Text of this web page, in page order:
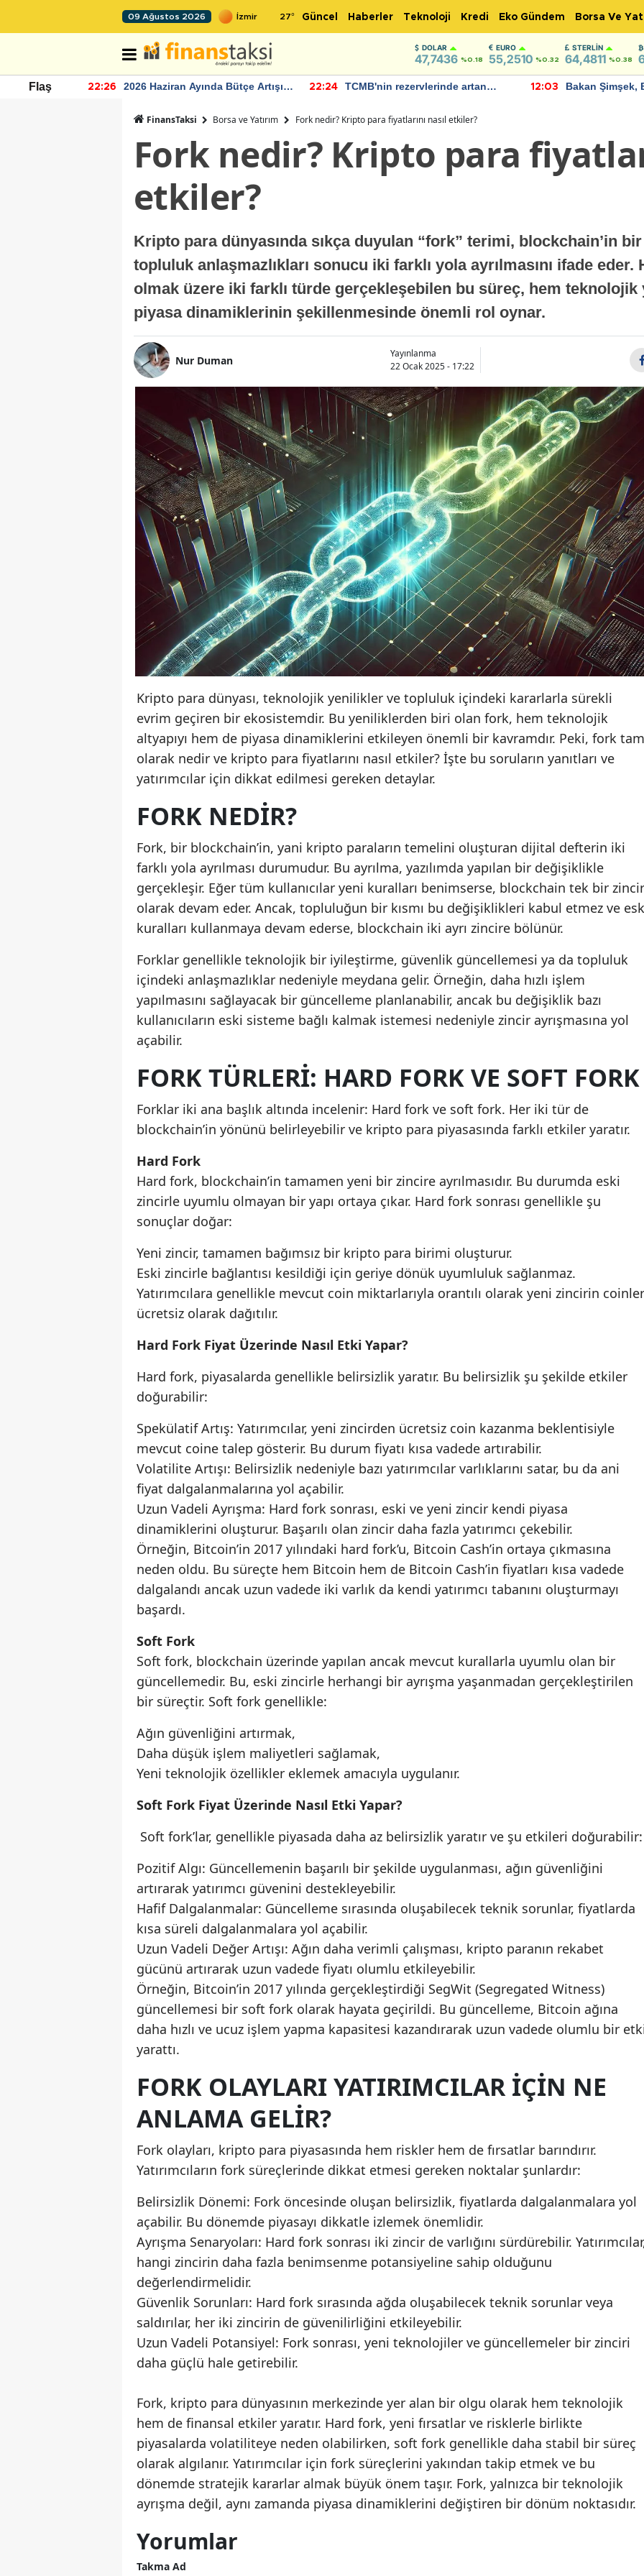
09 Ağustos 2026 27° Güncel Haberler Teknoloji Kredi Eko Gündem Borsa Ve
DOLAR
47,7436 %0.18
EURO
55,2510 %0.32
STERLIN
64,4811 %0.38
Flaş 22:26
2026 Haziran Ayında Bütçe Artışı
22:24
TCMB'nin rezervlerinde artan
12:03
Bakan Şimşek,
FinansTaksi Borsa ve Yatırım Fork nedir? Kripto para fiyatlarını nasıl etkiler?
Fork nedir? Kripto para
etkiler?
Kripto para dünyasında sıkça duyulan “fork” terimi, blockchain’in
topluluk anlaşmazlıkları sonucu iki farklı yola ayrılmasını ifade
olmak üzere iki farklı türde gerçekleşebilen bu süreç, hem
piyasa dinamiklerinin şekillenmesinde önemli rol oynar.
Nur Duman
Yayınlanma
22 Ocak 2025 - 17:22
Kripto para dünyası, teknolojik yenilikler ve topluluk içindeki kararlarla sürekli
evrim geçiren bir ekosistemdir. Bu yeniliklerden biri olan fork, hem teknolojik
altyapıyı hem de piyasa dinamiklerini etkileyen önemli bir kavramdır. Peki, fork tam
olarak nedir ve kripto para fiyatlarını nasıl etkiler? İşte bu soruların yanıtları ve
yatırımcılar için dikkat edilmesi gereken detaylar.
FORK NEDIR?
Fork, bir blockchain’in, yani kripto paraların temelini oluşturan dijital defterin iki
farklı yola ayrılması durumudur. Bu ayrılma, yazılımda yapılan bir değişiklikle
gerçekleşir. Eğer tüm kullanıcılar yeni kuralları benimserse, blockchain tek bir zincir
olarak devam eder. Ancak, topluluğun bir kısmı bu değişiklikleri kabul etmez ve
kuralları kullanmaya devam ederse, blockchain iki ayrı zincire bölünür.
Forklar genellikle teknolojik bir iyileştirme, güvenlik güncellemesi ya da topluluk
içindeki anlaşmazlıklar nedeniyle meydana gelir. Örneğin, daha hızlı işlem
yapılmasını sağlayacak bir güncelleme planlanabilir, ancak bu değişiklik bazı
kullanıcıların eski sisteme bağlı kalmak istemesi nedeniyle zincir ayrışmasına yol
açabilir.
FORK TÜRLERI: HARD FORK VE SOFT FORK
Forklar iki ana başlık altında incelenir: Hard fork ve soft fork. Her iki tür de
blockchain’in yönünü belirleyebilir ve kripto para piyasasında farklı etkiler yaratır.
Hard Fork
Hard fork, blockchain’in tamamen yeni bir zincire ayrılmasıdır. Bu durumda eski
zincirle uyumlu olmayan bir yapı ortaya çıkar. Hard fork sonrası genellikle şu
sonuçlar doğar:
Yeni zincir, tamamen bağımsız bir kripto para birimi oluşturur.
Eski zincirle bağlantısı kesildiği için geriye dönük uyumluluk sağlanmaz.
Yatırımcılara genellikle mevcut coin miktarlarıyla orantılı olarak yeni zincirin
ücretsiz olarak dağıtılır.
Hard Fork Fiyat Üzerinde Nasıl Etki Yapar?
Hard fork, piyasalarda genellikle belirsizlik yaratır. Bu belirsizlik şu şekilde etkiler
doğurabilir:
Spekülatif Artış: Yatırımcılar, yeni zincirden ücretsiz coin kazanma beklentisiyle
mevcut coine talep gösterir. Bu durum fiyatı kısa vadede artırabilir.
Volatilite Artışı: Belirsizlik nedeniyle bazı yatırımcılar varlıklarını satar, bu da ani
fiyat dalgalanmalarına yol açabilir.
Uzun Vadeli Ayrışma: Hard fork sonrası, eski ve yeni zincir kendi piyasa
dinamiklerini oluşturur. Başarılı olan zincir daha fazla yatırımcı çekebilir.
Örneğin, Bitcoin’in 2017 yılındaki hard fork’u, Bitcoin Cash’in ortaya çıkmasına
neden oldu. Bu süreçte hem Bitcoin hem de Bitcoin Cash’in fiyatları kısa vadede
dalgalandı ancak uzun vadede iki varlık da kendi yatırımcı tabanını oluşturmayı
başardı.
Soft Fork
Soft fork, blockchain üzerinde yapılan ancak mevcut kurallarla uyumlu olan bir
güncellemedir. Bu, eski zincirle herhangi bir ayrışma yaşanmadan gerçekleştirilen
bir süreçtir. Soft fork genellikle:
Ağın güvenliğini artırmak,
Daha düşük işlem maliyetleri sağlamak,
Yeni teknolojik özellikler eklemek amacıyla uygulanır.
Soft Fork Fiyat Üzerinde Nasıl Etki Yapar?
Soft fork’lar, genellikle piyasada daha az belirsizlik yaratır ve şu etkileri doğurabilir:
Pozitif Algı: Güncellemenin başarılı bir şekilde uygulanması, ağın güvenliğini
artırarak yatırımcı güvenini destekleyebilir.
Hafif Dalgalanmalar: Güncelleme sırasında oluşabilecek teknik sorunlar, fiyatlarda
kısa süreli dalgalanmalara yol açabilir.
Uzun Vadeli Değer Artışı: Ağın daha verimli çalışması, kripto paranın rekabet
gücünü artırarak uzun vadede fiyatı olumlu etkileyebilir.
Örneğin, Bitcoin’in 2017 yılında gerçekleştirdiği SegWit (Segregated Witness)
güncellemesi bir soft fork olarak hayata geçirildi. Bu güncelleme, Bitcoin ağına
daha hızlı ve ucuz işlem yapma kapasitesi kazandırarak uzun vadede olumlu bir
yarattı.
FORK OLAYLARI YATIRIMCILAR İÇIN NE
ANLAMA GELIR?
Fork olayları, kripto para piyasasında hem riskler hem de fırsatlar barındırır.
Yatırımcıların fork süreçlerinde dikkat etmesi gereken noktalar şunlardır:
Belirsizlik Dönemi: Fork öncesinde oluşan belirsizlik, fiyatlarda dalgalanmalara yol
açabilir. Bu dönemde piyasayı dikkatle izlemek önemlidir.
Ayrışma Senaryoları: Hard fork sonrası iki zincir de varlığını sürdürebilir.
hangi zincirin daha fazla benimsenme potansiyeline sahip olduğunu
değerlendirmelidir.
Güvenlik Sorunları: Hard fork sırasında ağda oluşabilecek teknik sorunlar veya
saldırılar, her iki zincirin de güvenilirliğini etkileyebilir.
Uzun Vadeli Potansiyel: Fork sonrası, yeni teknolojiler ve güncellemeler bir zinciri
daha güçlü hale getirebilir.
Fork, kripto para dünyasının merkezinde yer alan bir olgu olarak hem teknolojik
hem de finansal etkiler yaratır. Hard fork, yeni fırsatlar ve risklerle birlikte
piyasalarda volatiliteye neden olabilirken, soft fork genellikle daha stabil bir süreç
olarak algılanır. Yatırımcılar için fork süreçlerini yakından takip etmek ve bu
dönemde stratejik kararlar almak büyük önem taşır. Fork, yalnızca bir teknolojik
ayrışma değil, aynı zamanda piyasa dinamiklerini değiştiren bir dönüm noktasıdır.
Yorumlar
Takma Ad